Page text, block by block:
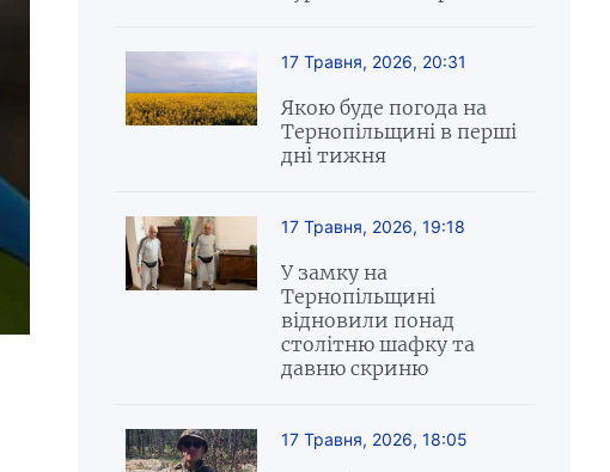
17 Травня, 2026, 20:31
Якою буде погода на
Тернопільщині в перші
дні тижня
17 Травня, 2026, 19:18
У замку на
Тернопільщині
відновили понад
столітню шафку та
давню скриню
17 Травня, 2026, 18:05